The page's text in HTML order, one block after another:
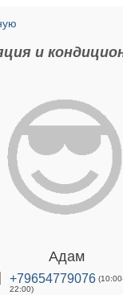
и
Адам
+79654779076
22:00)